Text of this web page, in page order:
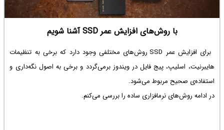
با روش‌های افزایش عمر SSD آشنا شویم
برای افزایش عمر SSD روش‌های مختلفی وجود دارد که برخی به تنظیمات
هایبرنیت، اسلیپ، پیج فایل در ویندوز برمی‌گردد و برخی به اصول نگه‌داری و
استفاده‌ی صحیح مربوط می‌شود.
در ادامه روش‌های نرم‎افزاری ساده را بررسی می‌کنم.